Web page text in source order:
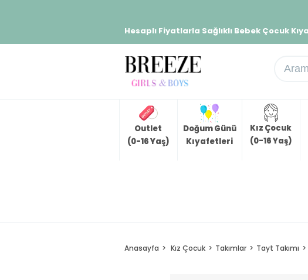
Hesaplı Fiyatlarla Sağlıklı Bebek Çocuk
Outlet
(0-16 Yaş)
Doğum Günü
Kıyafetleri
Kız Çocuk
(0-16 Yaş)
Anasayfa Kız Çocuk Takımlar Tayt Takımı